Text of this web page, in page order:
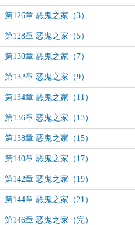
第126章 恶鬼之家（3）
第128章 恶鬼之家（5）
第130章 恶鬼之家（7）
第132章 恶鬼之家（9）
第134章 恶鬼之家（11）
第136章 恶鬼之家（13）
第138章 恶鬼之家（15）
第140章 恶鬼之家（17）
第142章 恶鬼之家（19）
第144章 恶鬼之家（21）
第146章 恶鬼之家（完）